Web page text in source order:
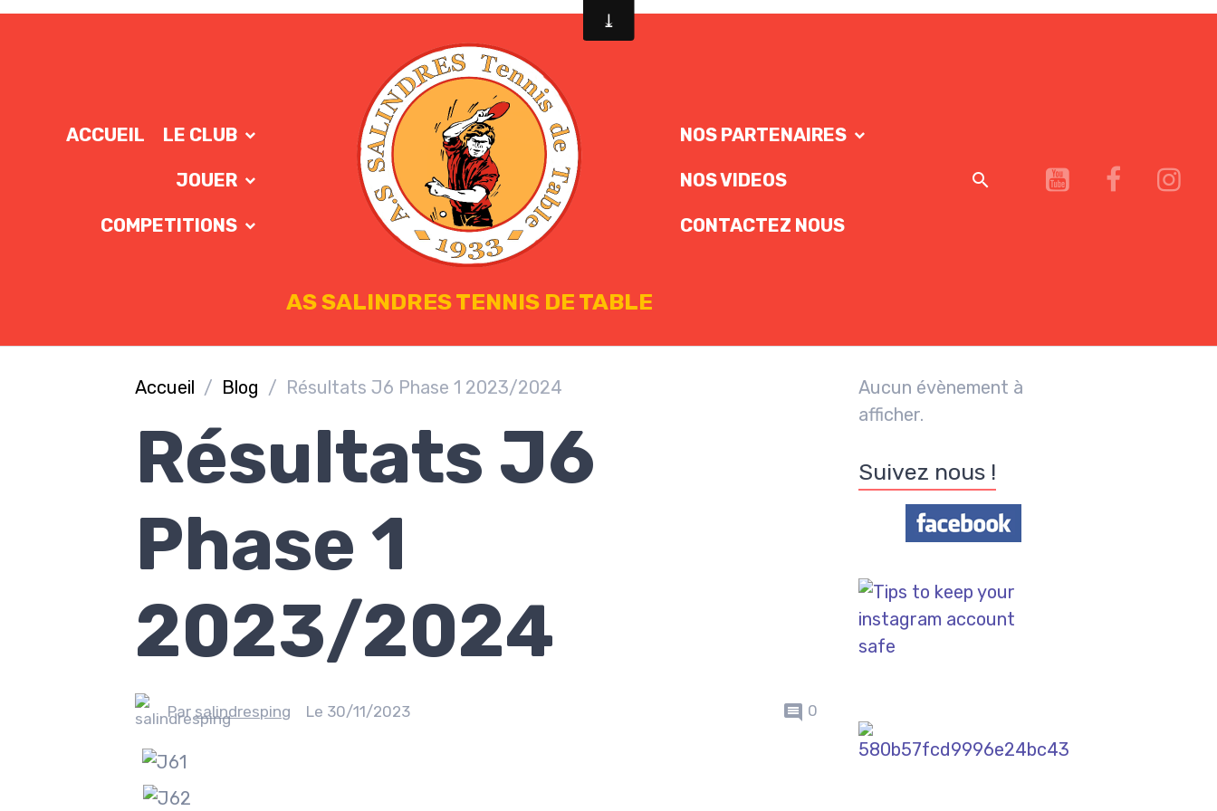
ACCUEIL LE CLUB
JOUER
COMPETITIONS
AS SALINDRES TENNIS DE TABLE
NOS PARTENAIRES
NOS VIDEOS
CONTACTEZ NOUS
Accueil Blog Résultats J6 Phase 1 2023/2024
Résultats J6
Phase 1
2023/2024
Parsalindresping Le 30/11/2023 0
Aucun évènement à
afficher.
Suivez nous !